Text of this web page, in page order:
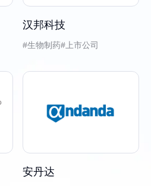
汉邦科技
生物制药 上市公司
安丹达